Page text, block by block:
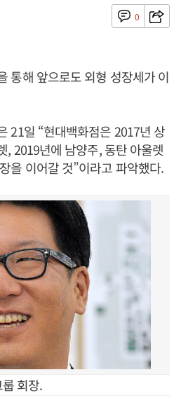
0
통해 앞으로도 외형 성장세가 이
21일 “현대백화점은 2017년 상
, 2019년에 남양주, 동탄 아울렛
을 이어갈 것”이라고 파악했다.
회장.